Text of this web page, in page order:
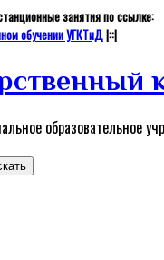
занятия по ссылке:
обучении УГКТиД|::|
образовательное